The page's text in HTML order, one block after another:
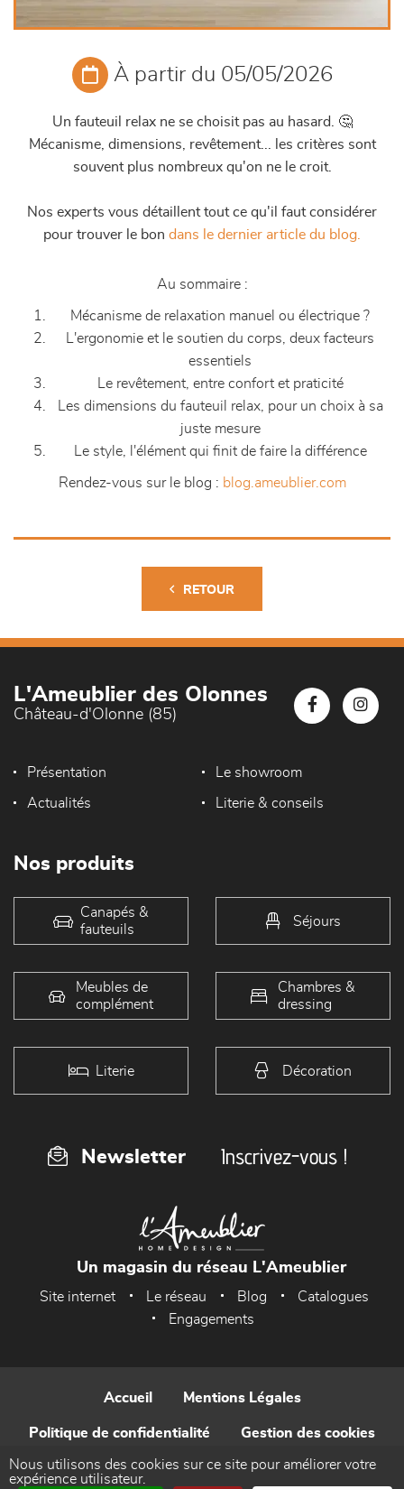
À partir du 05/05/2026
Un fauteuil relax ne se choisit pas au hasard. 🤔
Mécanisme, dimensions, revêtement... les critères sont
souvent plus nombreux qu'on ne le croit.
Nos experts vous détaillent tout ce qu'il faut considérer
pour trouver le bon dans le dernier article du blog.
Au sommaire :
Mécanisme de relaxation manuel ou électrique ?
L'ergonomie et le soutien du corps, deux facteurs
essentiels
Le revêtement, entre confort et praticité
Les dimensions du fauteuil relax, pour un choix à sa
juste mesure
Le style, l'élément qui finit de faire la différence
Rendez-vous sur le blog : blog.ameublier.com
RETOUR
L'Ameublier des Olonnes
Château-d'Olonne (85)
Présentation Le showroom
Actualités Literie & conseils
Nos produits
Canapés &
fauteuils
Séjours
Meubles de
complément
Chambres &
dressing
Literie Décoration
Newsletter Inscrivez-vous !
Un magasin du réseau L'Ameublier
Site internet Le réseau Blog
Catalogues
Engagements
Accueil Mentions Légales
Politique de confidentialité Gestion des cookies
Contact
Nous utilisons des cookies sur ce site pour améliorer votre
expérience utilisateur.